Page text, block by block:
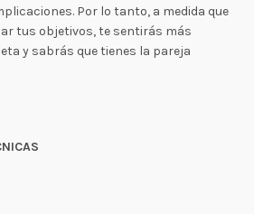
Por lo tanto, a medida que
tus objetivos, te sentirás más
y sabrás que tienes la pareja